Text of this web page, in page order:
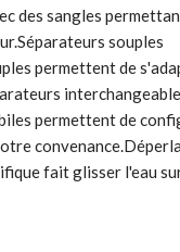
des sangles
souples
permettent de
permettent de
fait glisser l'eau